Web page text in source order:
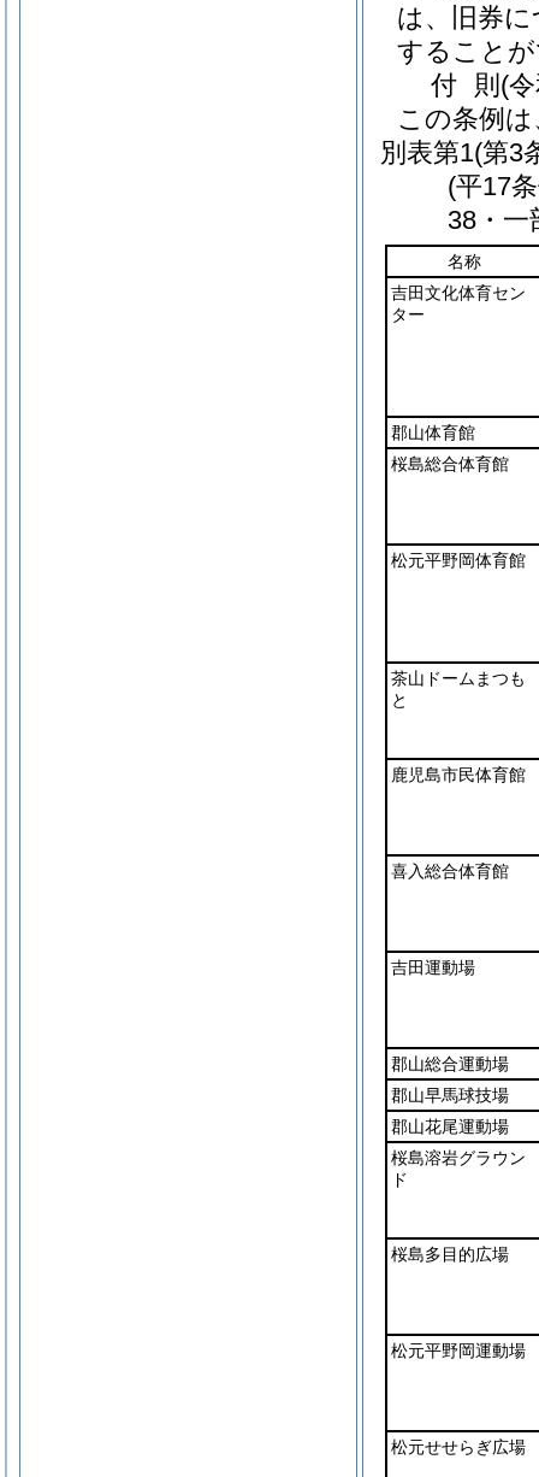
は、旧券
すること
付 則 (
この条例
別表第1(第3
(平17
38・一
名称
吉田文化体育セン
ター
郡山体育館
桜島総合体育館
松元平野岡体育館
茶山ドームまつも
と
鹿児島市民体育館
喜入総合体育館
吉田運動場
郡山総合運動場
郡山早馬球技場
郡山花尾運動場
桜島溶岩グラウン
ド
桜島多目的広場
松元平野岡運動場
松元せせらぎ広場